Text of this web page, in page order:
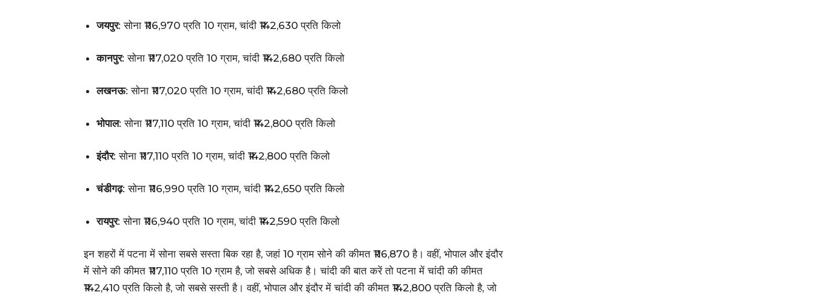
जयपुर: सोना ₹116,970 प्रति 10 ग्राम, चांदी ₹142,630 प्रति किलो
कानपुर: सोना ₹117,020 प्रति 10 ग्राम, चांदी ₹142,680 प्रति किलो
लखनऊ: सोना ₹117,020 प्रति 10 ग्राम, चांदी ₹142,680 प्रति किलो
भोपाल: सोना ₹117,110 प्रति 10 ग्राम, चांदी ₹142,800 प्रति किलो
इंदौर: सोना ₹117,110 प्रति 10 ग्राम, चांदी ₹142,800 प्रति किलो
चंडीगढ़: सोना ₹116,990 प्रति 10 ग्राम, चांदी ₹142,650 प्रति किलो
रायपुर: सोना ₹116,940 प्रति 10 ग्राम, चांदी ₹142,590 प्रति किलो
इन शहरों में पटना में सोना सबसे सस्ता बिक रहा है, जहां 10 ग्राम सोने की कीमत ₹116,870 है। वहीं, भोपाल और इंदौर
में सोने की कीमत ₹117,110 प्रति 10 ग्राम है, जो सबसे अधिक है। चांदी की बात करें तो पटना में चांदी की कीमत
₹142,410 प्रति किलो है, जो सबसे सस्ती है। वहीं, भोपाल और इंदौर में चांदी की कीमत ₹142,800 प्रति किलो है, जो